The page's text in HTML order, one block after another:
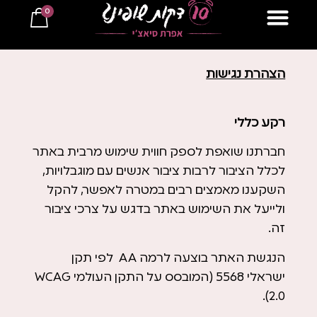
0
הצהרת נגישות
רקע כללי
חברתנו שואפת לספק חווית שימוש מרבית באתר
לכלל הציבור לרבות ציבור אנשים עם מוגבלויות,
השקענו מאמצים רבים במטרה לאפשר, להקל
ולייעל את השימוש באתר בדגש על צרכי ציבור
זה.
הנגשת האתר בוצעה לרמה AA לפי תקן
ישראלי 5568 (המובסס על התקן העולמי WCAG
2.0).